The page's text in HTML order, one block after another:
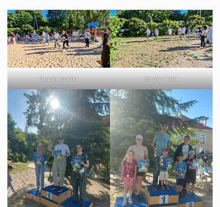
Super Mama Super Tata